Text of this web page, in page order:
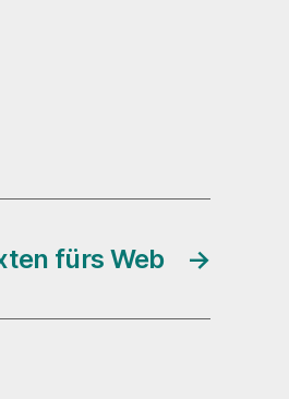
→
fürs Web